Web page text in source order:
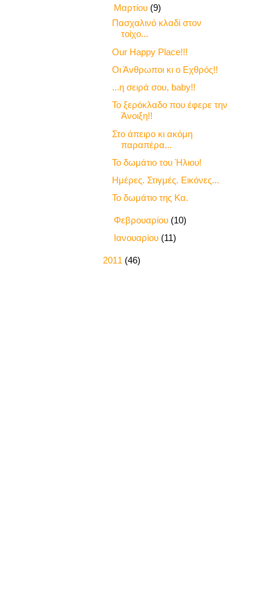
Μαρτίου (9)
Πασχαλινό κλαδί στον
τοίχο...
Our Happy Place!!!
Οι Άνθρωποι κι ο Εχθρός!!
...η σειρά σου, baby!!
Το ξερόκλαδο που έφερε την
Άνοιξη!!
Στο άπειρο κι ακόμη
παραπέρα...
Το δωμάτιο του Ήλιου!
Ημέρες. Στιγμές. Εικόνες...
Το δωμάτιο της Κα.
Φεβρουαρίου (10)
Ιανουαρίου (11)
2011 (46)